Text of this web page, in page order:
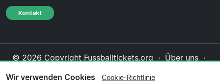
Kontakt
© 2026 Copyright Fussballtickets.org · Über uns ·
Wir verwenden Cookies Cookie-Richtlinie